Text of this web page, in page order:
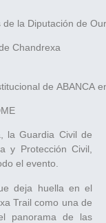
la Diputación de
Chandrexa
de ABANCA
la Guardia Civil de
y Protección Civil,
el evento.
deja huella en el
Trail como una de
panorama de las